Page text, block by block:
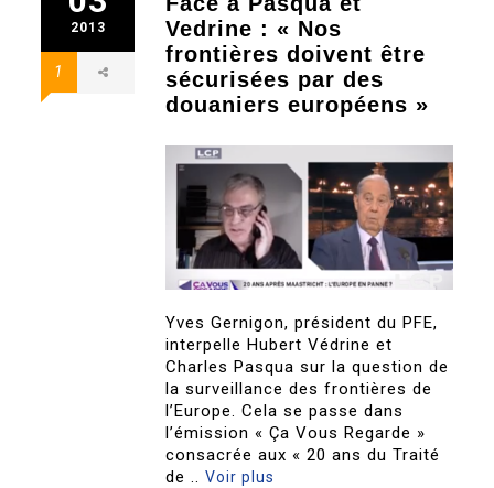
2013
1
Vedrine : « Nos
frontières doivent être
sécurisées par des
douaniers européens »
Yves Gernigon, président du PFE,
interpelle Hubert Védrine et
Charles Pasqua sur la question de
la surveillance des frontières de
l’Europe. Cela se passe dans
l’émission « Ça Vous Regarde »
consacrée aux « 20 ans du Traité
de ..Voir plus